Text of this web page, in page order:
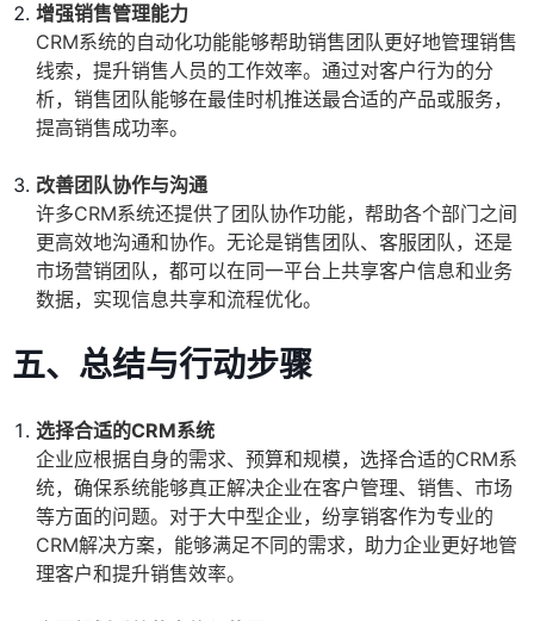
增强销售管理能力
CRM系统的自动化功能能够帮助销售团队更好地管理销售
线索，提升销售人员的工作效率。通过对客户行为的分
析，销售团队能够在最佳时机推送最合适的产品或服务，
提高销售成功率。
改善团队协作与沟通
许多CRM系统还提供了团队协作功能，帮助各个部门之间
更高效地沟通和协作。无论是销售团队、客服团队，还是
市场营销团队，都可以在同一平台上共享客户信息和业务
数据，实现信息共享和流程优化。
五、总结与行动步骤
选择合适的CRM系统
企业应根据自身的需求、预算和规模，选择合适的CRM系
统，确保系统能够真正解决企业在客户管理、销售、市场
等方面的问题。对于大中型企业，纷享销客作为专业的
CRM解决方案，能够满足不同的需求，助力企业更好地管
理客户和提升销售效率。